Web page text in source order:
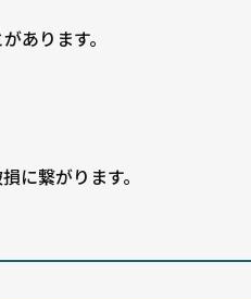
あります。
に繋がります。